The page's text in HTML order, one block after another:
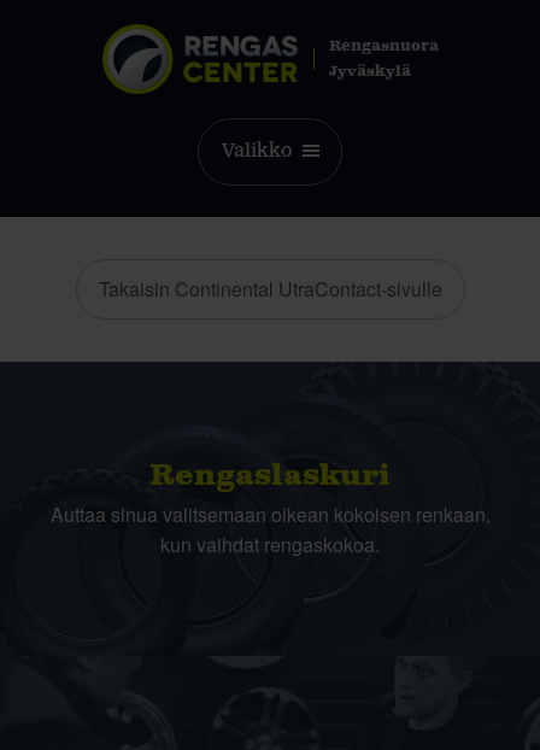
Rengasnuora
Jyväskylä
Valikko
Takaisin Continental UtraContact-sivulle
Rengas­laskuri
Auttaa sinua valitsemaan oikean kokoisen renkaan,
kun vaihdat rengaskokoa.